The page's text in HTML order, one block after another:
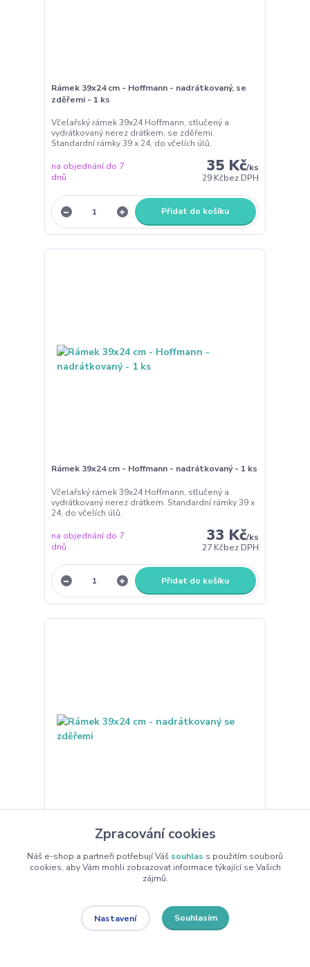
Rámek 39x24 cm - Hoffmann - nadrátkovaný, se
zděřemi - 1 ks
Včelařský rámek 39x24 Hoffmann, stlučený a
vydrátkovaný nerez drátkem, se zděřemi.
Standardní rámky 39 x 24, do včelích úlů.
35 Kč/ks
29 Kčbez DPH
na objednání do 7
dnů
Přidat do košíku
Rámek 39x24 cm - Hoffmann - nadrátkovaný - 1 ks
Včelařský rámek 39x24 Hoffmann, stlučený a
vydrátkovaný nerez drátkem. Standardní rámky 39 x
24, do včelích úlů.
33 Kč/ks
27 Kčbez DPH
na objednání do 7
dnů
Přidat do košíku
Rámek 39x24 cm - nadrátkovaný se zděřemi
Včelařský rámek 39x24 klasický, stlučený, navrtaný a
vydrátkovaný nerez drátkem se zděřemi. Standardní
rámky 39 x 24, do včelích úlů.
32 Kč
26 Kč
bez DPH
na objednání do 7
Zpracování cookies
Náš e-shop a partneři potřebují Váš souhlas s použitím souborů
cookies, aby Vám mohli zobrazovat informace týkající se Vašich
zájmů.
Nastavení Souhlasím